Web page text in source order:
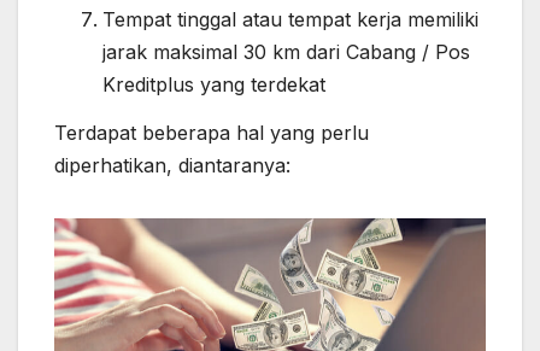
Tempat tinggal atau tempat kerja memiliki
jarak maksimal 30 km dari Cabang / Pos
Kreditplus yang terdekat
Terdapat beberapa hal yang perlu
diperhatikan, diantaranya: